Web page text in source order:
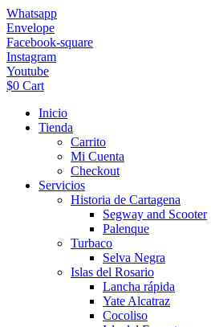
Ir
al
contenido
Whatsapp
Envelope
Facebook-square
Instagram
Youtube
$0 Cart
Inicio
Tienda
Carrito
Mi Cuenta
Checkout
Servicios
Historia de Cartagena
Segway and Scooter
Palenque
Turbaco
Selva Negra
Islas del Rosario
Lancha rápida
Yate Alcatraz
Cocoliso